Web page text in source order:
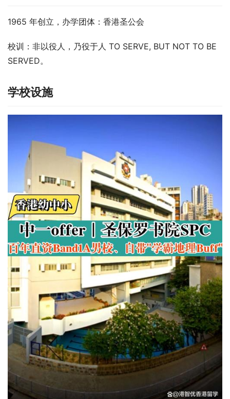
1965 年创立，办学团体：香港圣公会
校训：非以役人，乃役于人 TO SERVE, BUT NOT TO BE
SERVED。
学校设施